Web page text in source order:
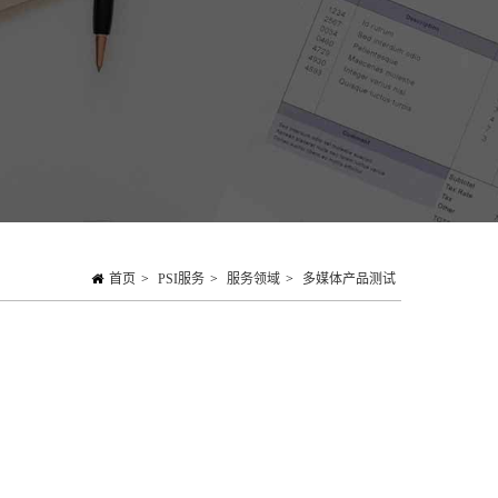
首页 > PSI服务 > 服务领域 > 多媒体产品测试